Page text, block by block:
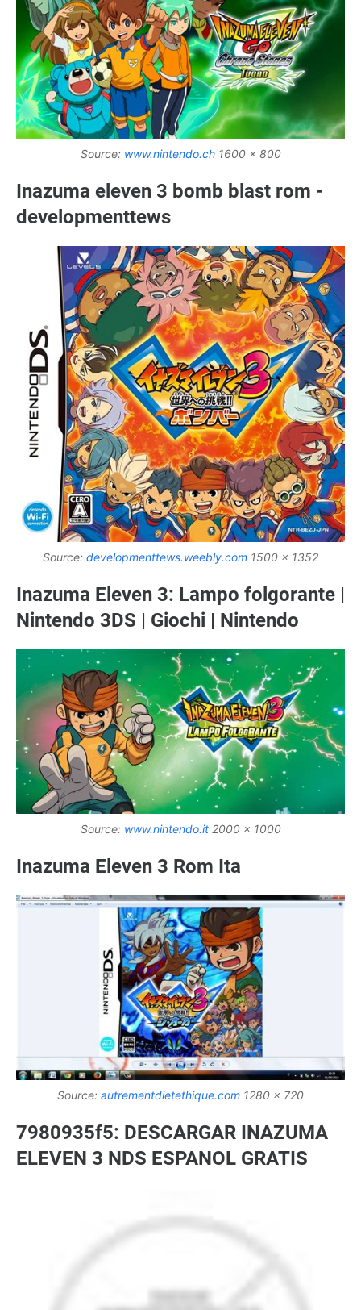
Source: www.nintendo.ch1600 x 800
Inazuma eleven 3 bomb blast rom -
developmenttews
Source: developmenttews.weebly.com 1500 x 1352
Inazuma Eleven 3: Lampo folgorante |
Nintendo 3DS | Giochi | Nintendo
Source: www.nintendo.it2000 x 1000
Inazuma Eleven 3 Rom Ita
Source: autrementdietethique.com 1280 x 720
7980935f5: DESCARGAR INAZUMA
ELEVEN 3 NDS ESPANOL GRATIS